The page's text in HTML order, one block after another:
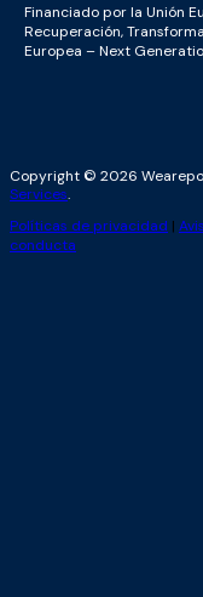
Financiado por la Unión
Recuperación,
Europea – Next
Copyright © 2026
Services.
Políticas de privacidad |
conducta